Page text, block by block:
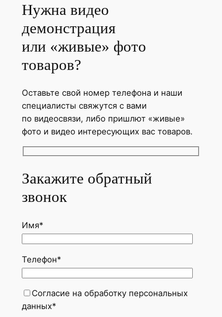
Нужна видео
демонстрация
или «живые» фото
товаров?
Оставьте свой номер телефона и наши
специалисты свяжутся с вами
по видеосвязи, либо пришлют «живые»
фото и видео интересующих вас товаров.
Закажите обратный
звонок
Имя*
Телефон*
Согласие на обработку персональных
данных*